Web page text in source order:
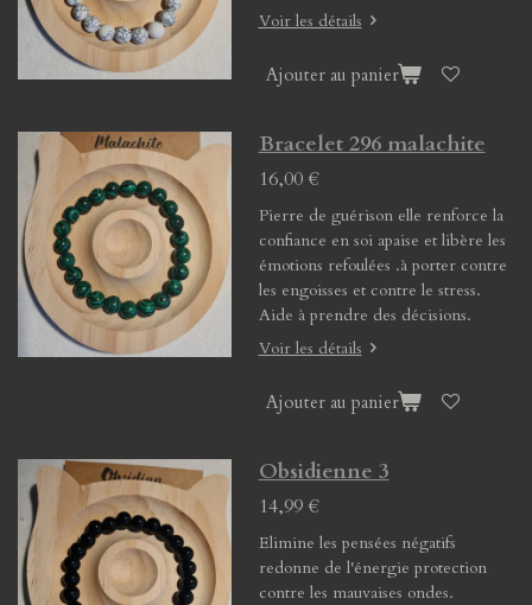
Voir les détails
Ajouter au panier
Bracelet 296 malachite
16,00 €
Pierre de guérison elle renforce la
confiance en soi apaise et libère les
émotions refoulées .à porter contre
les engoisses et contre le stress.
Aide à prendre des décisions.
Voir les détails
Ajouter au panier
Obsidienne 3
14,99 €
Elimine les pensées négatifs
redonne de l'énergie protection
contre les mauvaises ondes.